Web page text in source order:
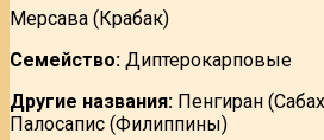
Мерсава (Крабак)
Семейство: Диптерокарповые
Другие названия: Пенгиран
Палосапис (Филиппины)